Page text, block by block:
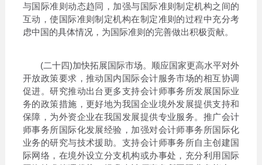
与国际准则动态趋同，加强与国际准则制定机构之间的
互动，使国际准则制定机构在制定准则的过程中充分考
虑中国的具体情况，为国际准则的完善做出积极贡献。
(二十四)加快拓展国际市场。顺应国家更高水平对外
开放政策要求，推动国内国际会计服务市场的相互协调
促进。研究推动出台更多支持会计师事务所发展国际业
务的政策措施，更好地为我国企业境外发展提供支持和
保障，为外资企业在我国发展提供专业服务。推广会计
师事务所国际化发展经验，加强对会计师事务所国际化
业务的研究与技术援助。支持会计师事务所自主创建国
际网络，在境外设立分支机构或办事处，充分利用国际